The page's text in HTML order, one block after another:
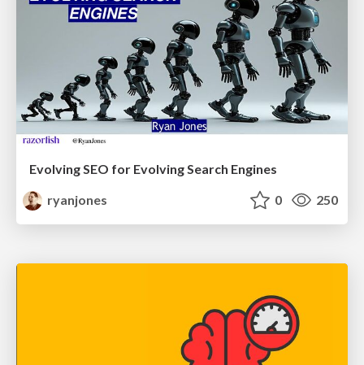
Evolving SEO for Evolving Search Engines
ryanjones
0 250